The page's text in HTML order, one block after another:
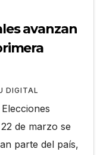
avanzan
DIGITAL
de marzo se
parte del país,